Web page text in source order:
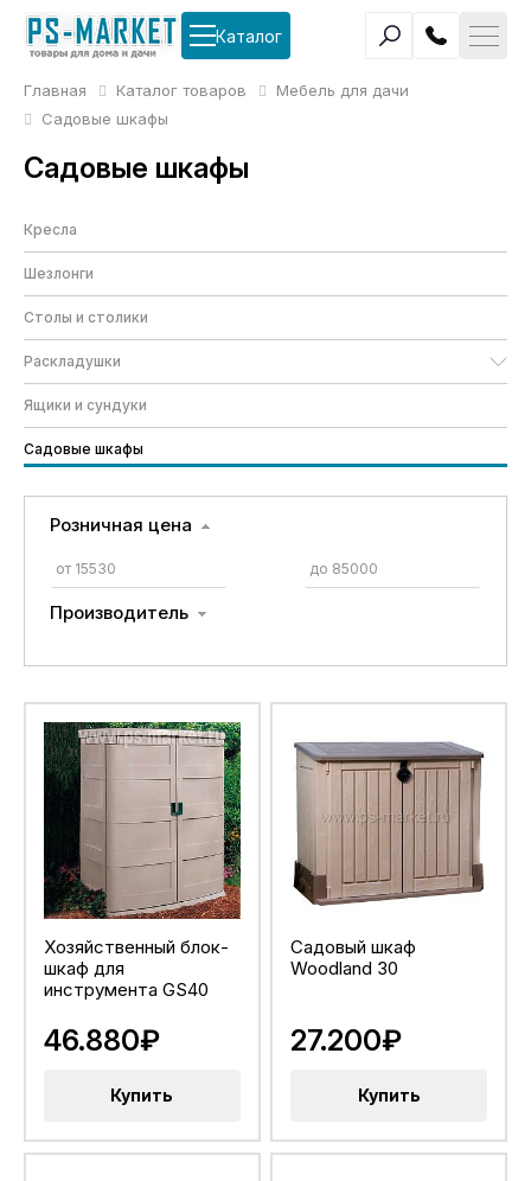
Каталог
Главная Каталог товаров
Мебель для дачи
Садовые шкафы
Садовые шкафы
Кресла
Шезлонги
Столы и столики
Раскладушки
Ящики и сундуки
Садовые шкафы
Розничная цена
Производитель
Хозяйственный блок-
шкаф для
инструмента GS40
46.880₽
Купить
Садовый шкаф
Woodland 30
27.200₽
Купить